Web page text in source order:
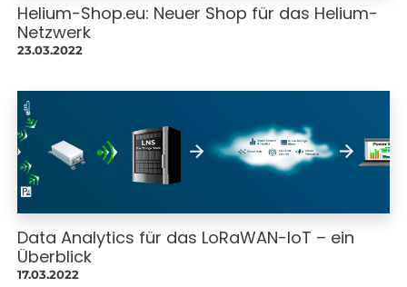
Helium-Shop.eu: Neuer Shop für das Helium-
Netzwerk
23.03.2022
Data Analytics für das LoRaWAN-IoT – ein
Überblick
17.03.2022